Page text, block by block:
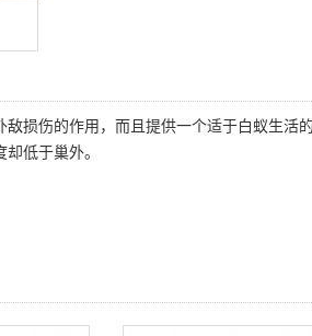
损伤的作用，而且提供一个适于白蚁生活
低于巢外。